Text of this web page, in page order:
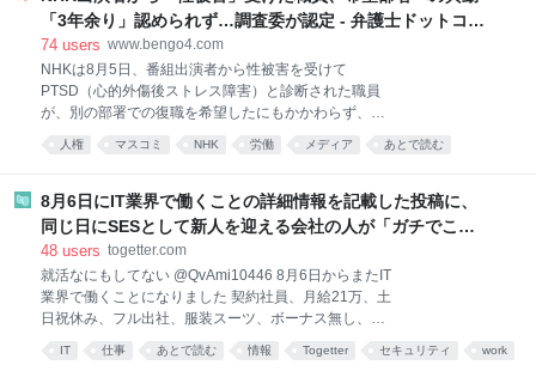
今後検討する。9月に早期退職も募集する。規模など
の詳細は明ら
「3年余り」認められず…調査委が認定 - 弁護士ドットコム
ニュース
74 users www.bengo4.com
NHKは8月5日、番組出演者から性被害を受けて
PTSD（心的外傷後ストレス障害）と診断された職員
が、別の部署での復職を希望したにもかかわらず、人
事上の配慮が十分にされなかったと発表した。 NHKが
設置した調査検討委員会は報告書で、組織の「人権意
して、当時の対応の不適切さを心よりお詫び申し上げ
ます」とのコメントを出した。 ●労働組合を通じた申
し入れが発端 NHKによると、2025年4月、この職員は
調を崩して休職し、フラッシュバックなどもあるた
め、所属部局以外での復職等を希望したが聞き入れら
れなかった。なぜ実現されなかったのか確認したい」
と申し入れた。 これを受けて、NHKは同年5月、弁護
人権 マスコミ NHK 労働 メディア あとで読む
8月6日にIT業界で働くことの詳細情報を記載した投稿に、
同じ日にSESとして新人を迎える会社の人が「ガチでこの
人来る説あるんだけど」とコメント→入社前から身バレの
可能性が…
48 users togetter.com
就活なにもしてない @QvAmi10446 8月6日からまたIT
業界で働くことになりました 契約社員、月給21万、土
日祝休み、フル出社、服装スーツ、ボーナス無し、最
寄り銀座線、コーヒー飲み放題、交通費全額支給 仕事
内容は運用保守というもので、リースしてるPCが故障
IT 仕事 あとで読む 情報 Togetter セキュリティ work